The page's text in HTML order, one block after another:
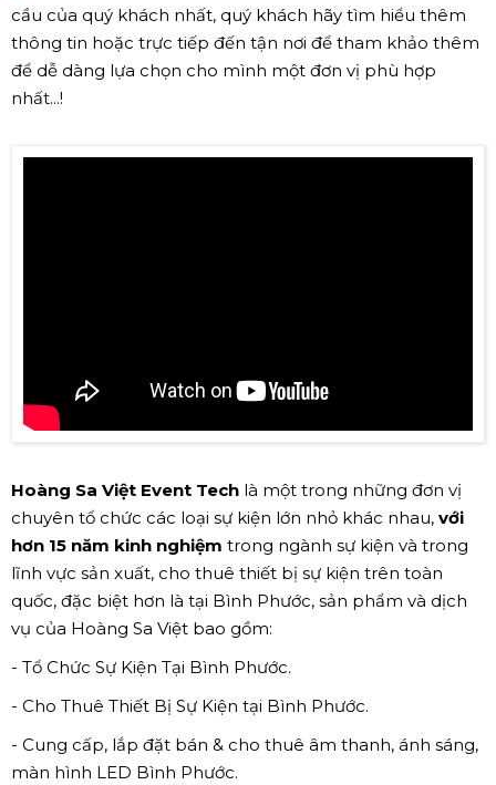
cầu của quý khách nhất, quý khách hãy tìm hiểu thêm
thông tin hoặc trực tiếp đến tận nơi để tham khảo thêm
để dễ dàng lựa chọn cho mình một đơn vị phù hợp
nhất...!
Hoàng Sa Việt Event Tech là một trong những đơn vị
chuyên tổ chức các loại sự kiện lớn nhỏ khác nhau, với
hơn 15 năm kinh nghiệm trong ngành sự kiện và trong
lĩnh vực sản xuất, cho thuê thiết bị sự kiện trên toàn
quốc, đặc biệt hơn là tại Bình Phước, sản phẩm và dịch
vụ của Hoàng Sa Việt bao gồm:
- Tổ Chức Sự Kiện Tại Bình Phước.
- Cho Thuê Thiết Bị Sự Kiện tại Bình Phước.
- Cung cấp, lắp đặt bán & cho thuê âm thanh, ánh sáng,
màn hình LED Bình Phước.